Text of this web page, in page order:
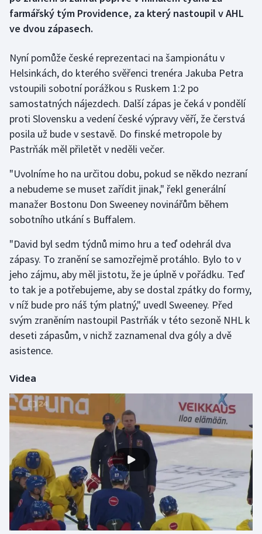
Florbal
Golf
Gymnastika
Házená
Judo
Krasobruslení
Lezení
Lyže a snowboard
Moderní pětiboj
Motorsport
Plavání
Ragby
Rychlobruslení
Rychlostní kanoistika
farmářský tým Providence, za který nastoupil v AHL
ve dvou zápasech.
Nyní pomůže české reprezentaci na šampionátu v
Helsinkách, do kterého svěřenci trenéra Jakuba Petra
vstoupili sobotní porážkou s Ruskem 1:2 po
samostatných nájezdech. Další zápas je čeká v pondělí
proti Slovensku a vedení české výpravy věří, že čerstvá
posila už bude v sestavě. Do finské metropole by
Pastrňák měl přiletět v neděli večer.
"Uvolníme ho na určitou dobu, pokud se někdo nezraní
a nebudeme se muset zařídit jinak," řekl generální
manažer Bostonu Don Sweeney novinářům během
sobotního utkání s Buffalem.
"David byl sedm týdnů mimo hru a teď odehrál dva
zápasy. To zranění se samozřejmě protáhlo. Bylo to v
jeho zájmu, aby měl jistotu, že je úplně v pořádku. Teď
to tak je a potřebujeme, aby se dostal zpátky do formy,
v níž bude pro náš tým platný," uvedl Sweeney. Před
svým zraněním nastoupil Pastrňák v této sezoně NHL k
deseti zápasům, v nichž zaznamenal dva góly a dvě
asistence.
Videa